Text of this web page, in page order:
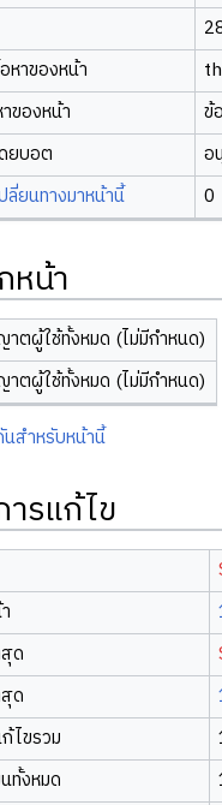
หาของหน้า
ของหน้า
ข้
ยบอต
อ
ลี่ยนทางมาหน้านี้
0
หน้า
ตผู้ใช้ทั้งหมด (ไม่มีกำหนด)
ตผู้ใช้ทั้งหมด (ไม่มีกำหนด)
สำหรับหน้านี้
รแก้ไข
ด
ด
ไขรวม
ทั้งหมด